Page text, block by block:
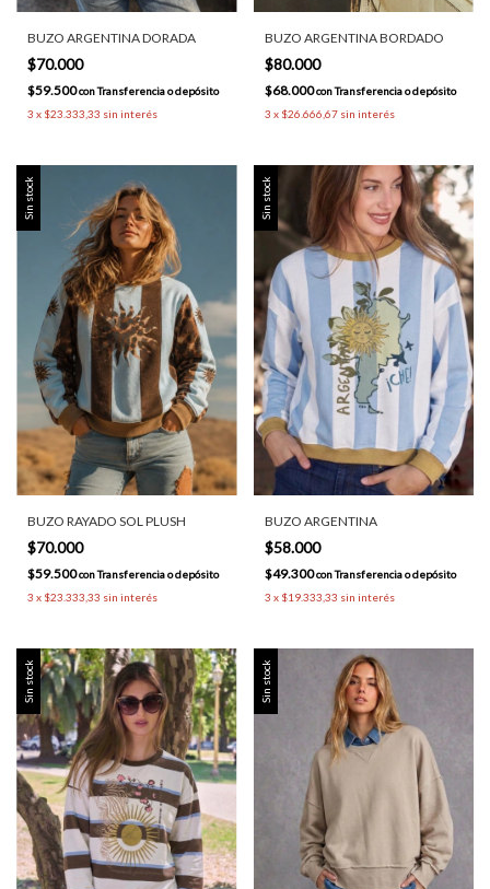
BUZO ARGENTINA DORADA
$70.000
$59.500conTransferencia o depósito
3 x $23.333,33 sin interés
BUZO ARGENTINA BORDADO
$80.000
$68.000conTransferencia o depósito
3 x $26.666,67 sin interés
Sin stock
BUZO RAYADO SOL PLUSH
$70.000
$59.500conTransferencia o depósito
3 x $23.333,33 sin interés
Sin stock
BUZO ARGENTINA
$58.000
$49.300conTransferencia o depósito
3 x $19.333,33 sin interés
Sin stock Sin stock